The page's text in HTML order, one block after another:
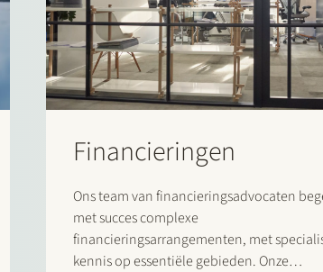
Financieringen
Ons team van financieringsadvocaten
met succes complexe
financieringsarrangementen, met
kennis op essentiële gebieden. Onze